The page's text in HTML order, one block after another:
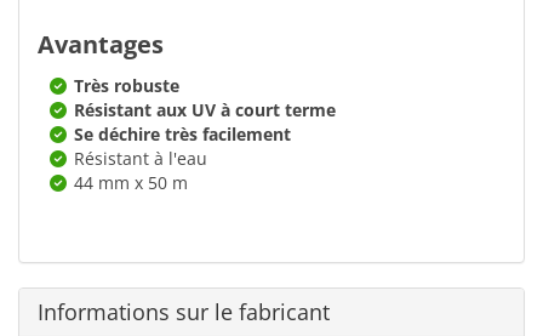
Avantages
Très robuste
Résistant aux UV à court terme
Se déchire très facilement
Résistant à l'eau
44 mm x 50 m
Informations sur le fabricant